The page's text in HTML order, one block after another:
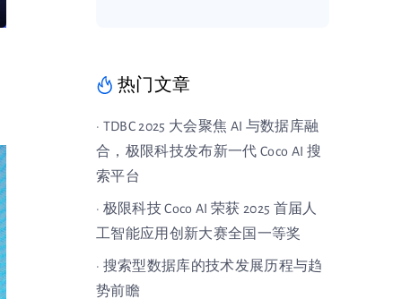
热门文章
· TDBC 2025 大会聚焦 AI 与数据库融
合，极限科技发布新一代 Coco AI 搜
索平台
· 极限科技 Coco AI 荣获 2025 首届人
工智能应用创新大赛全国一等奖
· 搜索型数据库的技术发展历程与趋
势前瞻